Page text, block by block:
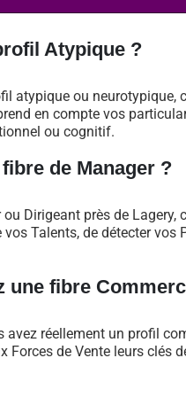
Atypique ?
atypique ou neurotypique,
en compte vos
ou cognitif.
de Manager ?
Dirigeant près de Lagery,
Talents, de détecter vos
une fibre
avez réellement un profil
Forces de Vente leurs clés